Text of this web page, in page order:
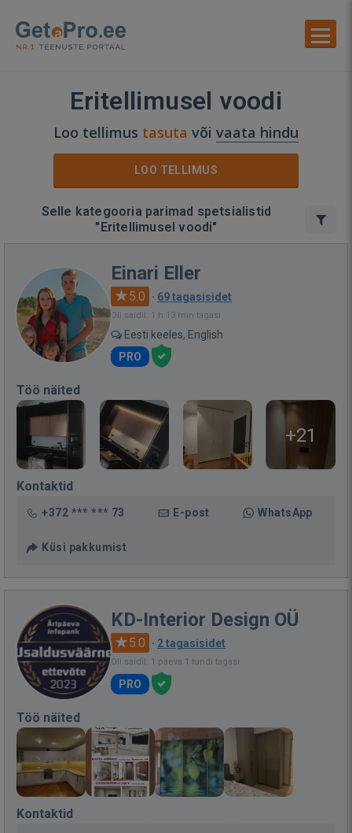
Eritellimusel voodi
Loo tellimus tasuta või vaata hindu
LOO TELLIMUS
Selle kategooria parimad spetsialistid
"Eritellimusel voodi"
Einari Eller
5.0 · 69 tagasisidet
Oli saidil: 1 h 13 min tagasi
Eesti keeles, English
PRO
Töö näited
+21
Kontaktid
+372 *** *** 73 E-post WhatsApp
Küsi pakkumist
KD-Interior Design OÜ
5.0 · 2 tagasisidet
Oli saidil: 1 päeva 1 tundi tagasi
PRO
Töö näited
Kontaktid